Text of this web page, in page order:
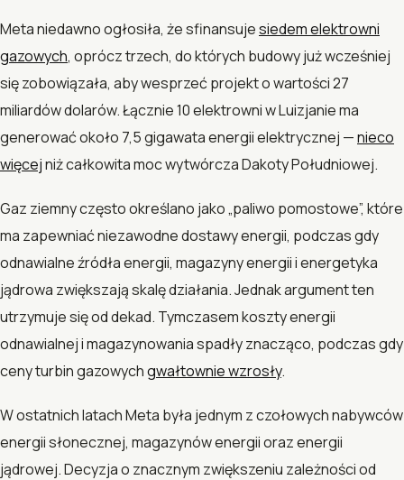
Meta niedawno ogłosiła, że sfinansujesiedem elektrowni
gazowych, oprócz trzech, do których budowy już wcześniej
się zobowiązała, aby wesprzeć projekt o wartości 27
miliardów dolarów. Łącznie 10 elektrowni w Luizjanie ma
generować około 7,5 gigawata energii elektrycznej —nieco
więcejniż całkowita moc wytwórcza Dakoty Południowej.
Gaz ziemny często określano jako „paliwo pomostowe”, które
ma zapewniać niezawodne dostawy energii, podczas gdy
odnawialne źródła energii, magazyny energii i energetyka
jądrowa zwiększają skalę działania. Jednak argument ten
utrzymuje się od dekad. Tymczasem koszty energii
odnawialnej i magazynowania spadły znacząco, podczas gdy
ceny turbin gazowychgwałtownie wzrosły.
W ostatnich latach Meta była jednym z czołowych nabywców
energii słonecznej, magazynów energii oraz energii
jądrowej. Decyzja o znacznym zwiększeniu zależności od